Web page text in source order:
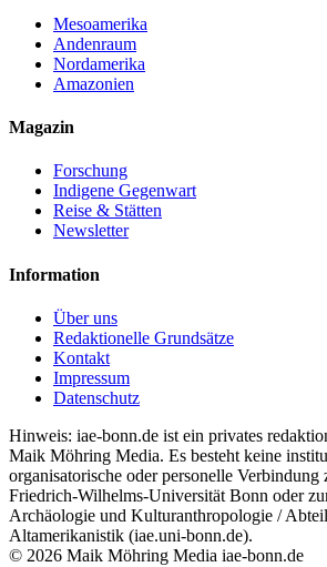
Mesoamerika
Andenraum
Nordamerika
Amazonien
Magazin
Forschung
Indigene Gegenwart
Reise & Stätten
Newsletter
Information
Über uns
Redaktionelle Grundsätze
Kontakt
Impressum
Datenschutz
Hinweis: iae-bonn.de ist ein privates
Maik Möhring Media. Es besteht keine
organisatorische oder personelle Verbindung
Friedrich-Wilhelms-Universität Bonn oder
Archäologie und Kulturanthropologie /
Altamerikanistik (iae.uni-bonn.de).
© 2026 Maik Möhring Media iae-bonn.de